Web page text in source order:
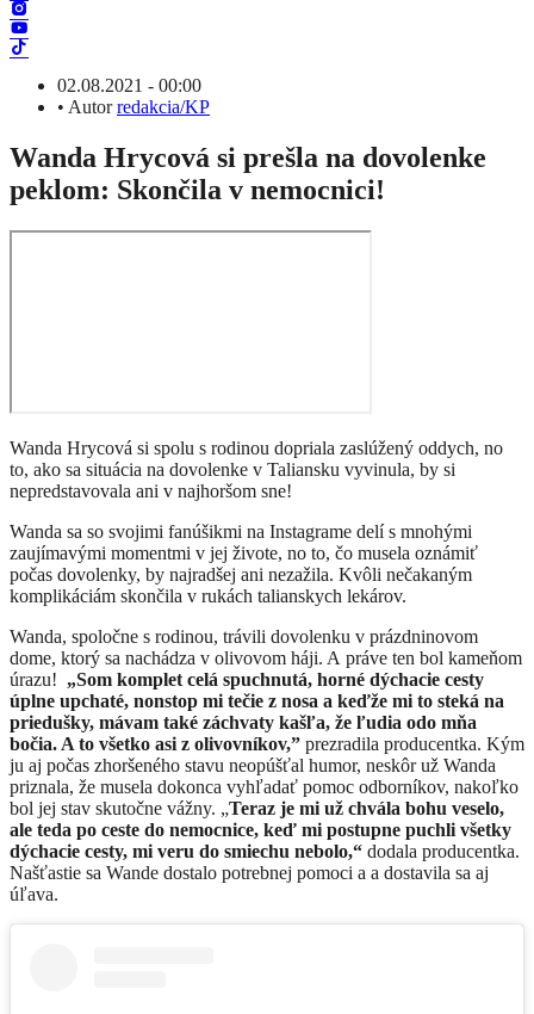
02.08.2021 - 00:00
• Autorredakcia/KP
Wanda Hrycová si prešla na dovolenke
peklom: Skončila v nemocnici!
Wanda Hrycová si spolu s rodinou dopriala zaslúžený oddych, no
to, ako sa situácia na dovolenke v Taliansku vyvinula, by si
nepredstavovala ani v najhoršom sne!
Wanda sa so svojimi fanúšikmi na Instagrame delí s mnohými
zaujímavými momentmi v jej živote, no to, čo musela oznámiť
počas dovolenky, by najradšej ani nezažila. Kvôli nečakaným
komplikáciám skončila v rukách talianskych lekárov.
Wanda, spoločne s rodinou, trávili dovolenku v prázdninovom
dome, ktorý sa nachádza v olivovom háji. A práve ten bol kameňom
úrazu! „Som komplet celá spuchnutá, horné dýchacie cesty
úplne upchaté, nonstop mi tečie z nosa a keďže mi to steká na
priedušky, mávam také záchvaty kašľa, že ľudia odo mňa
bočia. A to všetko asi z olivovníkov,” prezradila producentka. Kým
ju aj počas zhoršeného stavu neopúšťal humor, neskôr už Wanda
priznala, že musela dokonca vyhľadať pomoc odborníkov, nakoľko
bol jej stav skutočne vážny. „Teraz je mi už chvála bohu veselo,
ale teda po ceste do nemocnice, keď mi postupne puchli všetky
dýchacie cesty, mi veru do smiechu nebolo,“ dodala producentka.
Našťastie sa Wande dostalo potrebnej pomoci a a dostavila sa aj
úľava.